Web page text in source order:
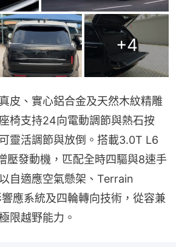
+4
皮、實心鋁合金及天然木紋精雕
椅支持24向電動調節與熱石按
靈活調節與放倒。搭載3.0T L6
壓發動機，匹配全時四驅與8速手
自適應空氣懸架、Terrain
應系統及四輪轉向技術，從容兼
限越野能力。